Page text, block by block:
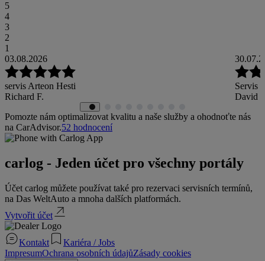
5
4
3
2
1
03.08.2026
servis Arteon Hesti
Richard F.
Servis
David
Pomozte nám optimalizovat kvalitu a naše služby a ohodnoťte nás
na CarAdvisor.52 hodnocení
carlog - Jeden účet pro všechny portály
Účet carlog můžete používat také pro rezervaci servisních termínů,
na Das WeltAuto a mnoha dalších platformách.
Vytvořit účet
Kontakt
Kariéra / Jobs
ImpresumOchrana osobních údajůZásady cookies